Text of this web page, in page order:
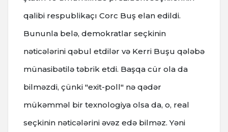
qalibi respublikaçı Corc Buş elan edildi.
Bununla belə, demokratlar seçkinin
nəticələrini qəbul etdilər və Kerri Buşu qələbə
münasibətilə təbrik etdi. Başqa cür ola da
bilməzdi, çünki "exit-poll" nə qədər
mükəmməl bir texnologiya olsa da, o, real
seçkinin nəticələrini əvəz edə bilməz. Yəni